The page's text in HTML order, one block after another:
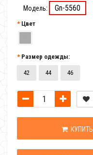
Модель: Gn-5560
Цвет
Размер одежды:
42 44 46
КУПИТЬ